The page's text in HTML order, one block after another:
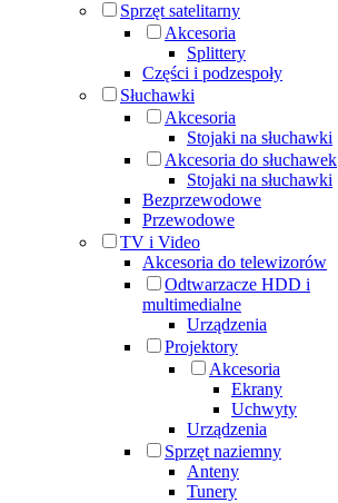
Sprzęt satelitarny
Akcesoria
Splittery
Części i podzespoły
Słuchawki
Akcesoria
Stojaki na słuchawki
Akcesoria do słuchawek
Stojaki na słuchawki
Bezprzewodowe
Przewodowe
TV i Video
Akcesoria do telewizorów
Odtwarzacze HDD i
multimedialne
Urządzenia
Projektory
Akcesoria
Ekrany
Uchwyty
Urządzenia
Sprzęt naziemny
Anteny
Tunery